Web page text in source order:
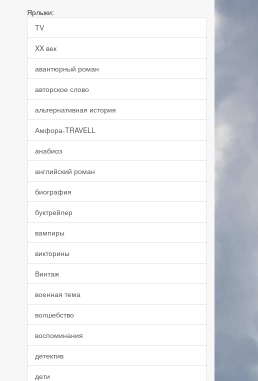
Ярлыки:
TV
XX век
авантюрный роман
авторское слово
альтернативная история
Амфора-TRAVELL
анабиоз
английский роман
биография
буктрейлер
вампиры
викторины
Винтаж
военная тема
волшебство
воспоминания
детектив
дети